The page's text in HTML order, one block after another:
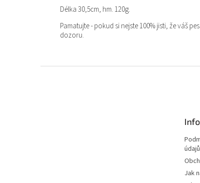
Délka 30,5cm, hm. 120g.
Pamatujte - pokud si nejste 100% jisti, že váš
dozoru.
údajů
Jak